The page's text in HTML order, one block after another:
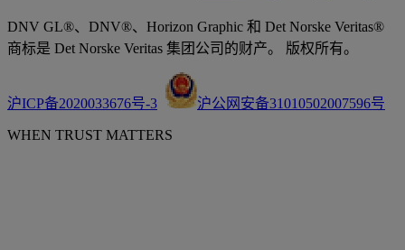
DNV GL®、DNV®、Horizon Graphic 和 Det Norske Veritas®
商标是 Det Norske Veritas 集团公司的财产。 版权所有。
沪ICP备2020033676号-3 沪公网安备31010502007596号
WHEN TRUST MATTERS